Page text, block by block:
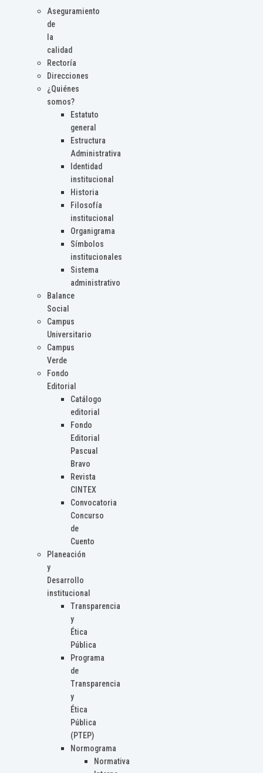
Aseguramiento
de
la
calidad
Rectoría
Direcciones
¿Quiénes
somos?
Estatuto
general
Estructura
Administrativa
Identidad
institucional
Historia
Filosofía
institucional
Organigrama
Símbolos
institucionales
Sistema
administrativo
Balance
Social
Campus
Universitario
Campus
Verde
Fondo
Editorial
Catálogo
editorial
Fondo
Editorial
Pascual
Bravo
Revista
CINTEX
Convocatoria
Concurso
de
Cuento
Planeación
y
Desarrollo
institucional
Transparencia
y
Ética
Pública
Programa
de
Transparencia
y
Ética
Pública
(PTEP)
Normograma
Normativa